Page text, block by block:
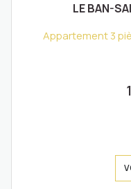
LE BAN-